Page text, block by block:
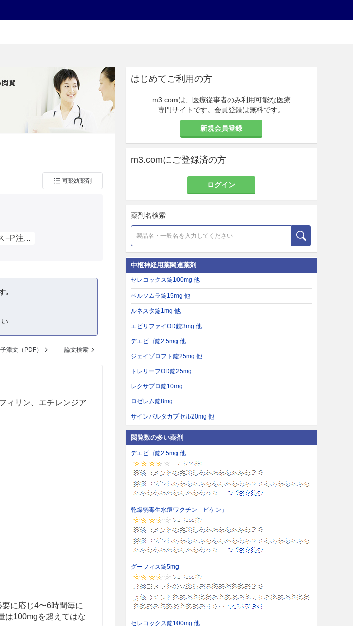
同薬効薬剤
−P注...
。
添文（PDF） 論文検索
ィリン、エチレンジア
に応じ4〜6時間毎に
は100mgを超えてはな
はじめてご利用の方
m3.comは、医療従事者のみ利用可能な医療
専門サイトです。会員登録は無料です。
新規会員登録
m3.comにご登録済の方
ログイン
薬剤名検索
中枢神経用薬関連薬剤
セレコックス錠100mg 他
ベルソムラ錠15mg 他
ルネスタ錠1mg 他
エビリファイOD錠3mg 他
デエビゴ錠2.5mg 他
ジェイゾロフト錠25mg 他
トレリーフOD錠25mg
レクサプロ錠10mg
ロゼレム錠8mg
サインバルタカプセル20mg 他
閲覧数の多い薬剤
デエビゴ錠2.5mg 他
乾燥弱毒生水痘ワクチン「ビケン」
グーフィス錠5mg
セレコックス錠100mg 他